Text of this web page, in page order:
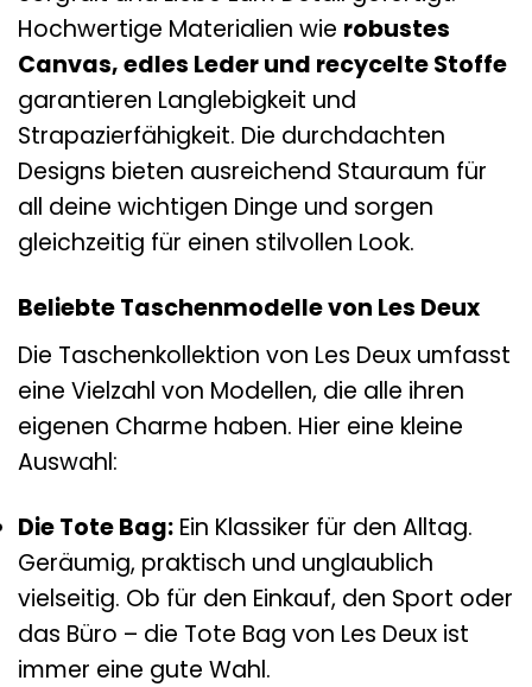
Hochwertige Materialien wie robustes
Canvas, edles Leder und recycelte Stoffe
garantieren Langlebigkeit und
Strapazierfähigkeit. Die durchdachten
Designs bieten ausreichend Stauraum für
all deine wichtigen Dinge und sorgen
gleichzeitig für einen stilvollen Look.
Beliebte Taschenmodelle von Les Deux
Die Taschenkollektion von Les Deux umfasst
eine Vielzahl von Modellen, die alle ihren
eigenen Charme haben. Hier eine kleine
Auswahl:
Die Tote Bag: Ein Klassiker für den Alltag.
Geräumig, praktisch und unglaublich
vielseitig. Ob für den Einkauf, den Sport oder
das Büro – die Tote Bag von Les Deux ist
immer eine gute Wahl.